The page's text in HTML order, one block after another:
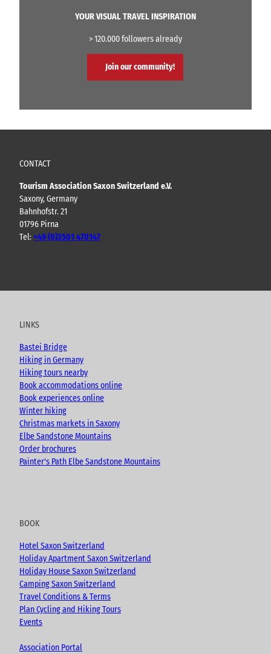
YOUR VISUAL TRAVEL INSPIRATION
> 120.000 followers already
Join our community!
CONTACT
Tourism Association Saxon Switzerland e.V.
Saxony, Germany
Bahnhofstr. 21
01796 Pirna
Tel:+49 (0)3501 470147
u
e
c
o
k
s
r
a
m
o
LINKS
Bastei Bridge
Hiking in Germany
Hiking tours nearby
Book accommodations online
Book experiences online
Winter hiking
Christmas markets in Saxony
Elbe Sandstone Mountains
Order brochures
Painter's Path Elbe Sandstone Mountains
BOOK
Hotel Saxon Switzerland
Holiday Apartment Saxon Switzerland
Holiday House Saxon Switzerland
Camping Saxon Switzerland
Travel Conditions & Terms
Plan Cycling and Hiking Tours
Events
Association Portal